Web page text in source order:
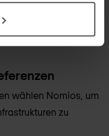
NOC- und
Ebene für Cisco.
wählen Nomios, um
zu